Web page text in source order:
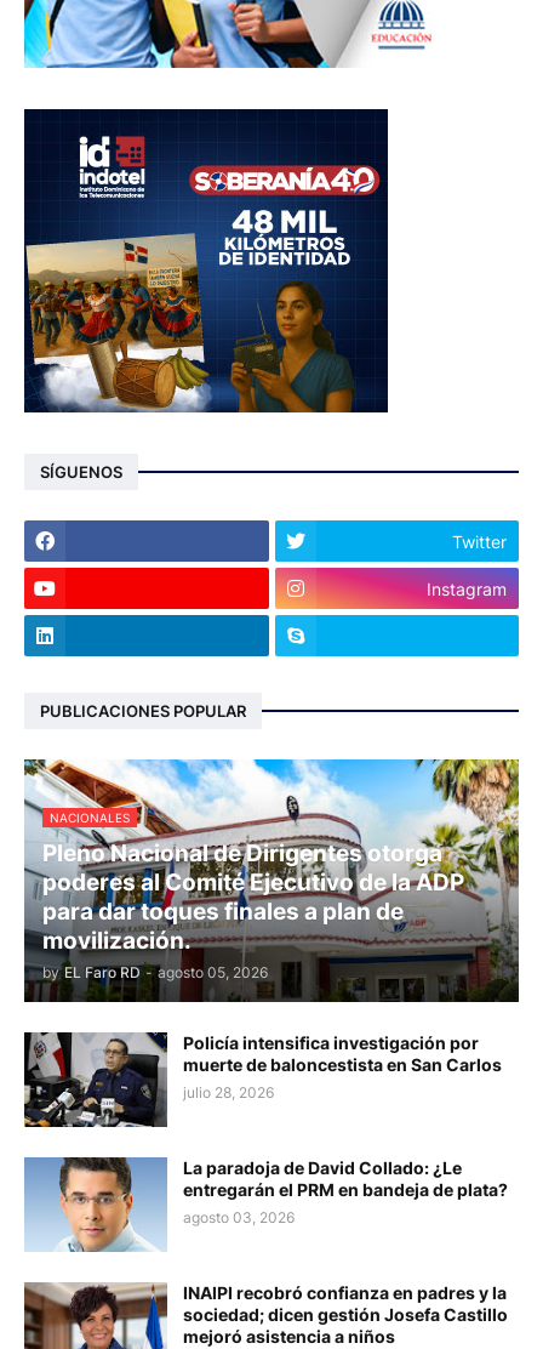
SÍGUENOS
Twitter
Instagram
PUBLICACIONES POPULAR
NACIONALES
Pleno Nacional de Dirigentes otorga
poderes al Comité Ejecutivo de la ADP
para dar toques finales a plan de
movilización.
by EL Faro RD - agosto 05, 2026
Policía intensifica investigación por
muerte de baloncestista en San Carlos
julio 28, 2026
La paradoja de David Collado: ¿Le
entregarán el PRM en bandeja de plata?
agosto 03, 2026
INAIPI recobró confianza en padres y la
sociedad; dicen gestión Josefa Castillo
mejoró asistencia a niños